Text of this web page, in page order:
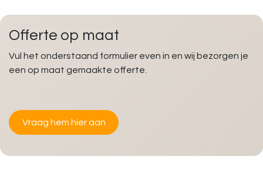
Offerte op maat
Vul het onderstaand formulier even in en wij bezorgen je
een op maat gemaakte offerte.
Vraag hem hier aan